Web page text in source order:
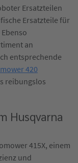
Ersatzteilen
Ersatzteile für
Ebenso
an
entsprechende
420
reibungslos
Husqvarna
415X, einem
und